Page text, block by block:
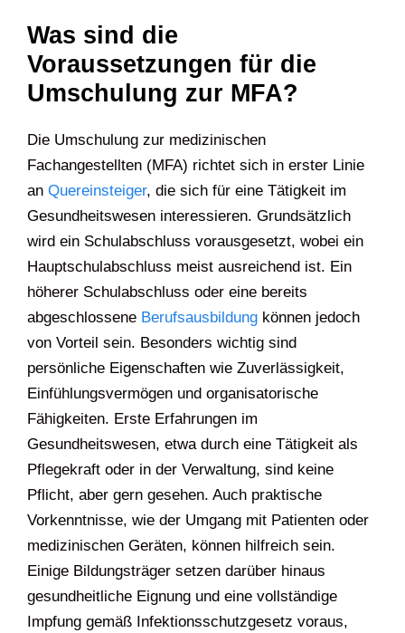
Was sind die
Voraussetzungen für die
Umschulung zur MFA?
Die Umschulung zur medizinischen
Fachangestellten (MFA) richtet sich in erster Linie
an Quereinsteiger, die sich für eine Tätigkeit im
Gesundheitswesen interessieren. Grundsätzlich
wird ein Schulabschluss vorausgesetzt, wobei ein
Hauptschulabschluss meist ausreichend ist. Ein
höherer Schulabschluss oder eine bereits
abgeschlossene Berufsausbildung können jedoch
von Vorteil sein. Besonders wichtig sind
persönliche Eigenschaften wie Zuverlässigkeit,
Einfühlungsvermögen und organisatorische
Fähigkeiten. Erste Erfahrungen im
Gesundheitswesen, etwa durch eine Tätigkeit als
Pflegekraft oder in der Verwaltung, sind keine
Pflicht, aber gern gesehen. Auch praktische
Vorkenntnisse, wie der Umgang mit Patienten oder
medizinischen Geräten, können hilfreich sein.
Einige Bildungsträger setzen darüber hinaus
gesundheitliche Eignung und eine vollständige
Impfung gemäß Infektionsschutzgesetz voraus,